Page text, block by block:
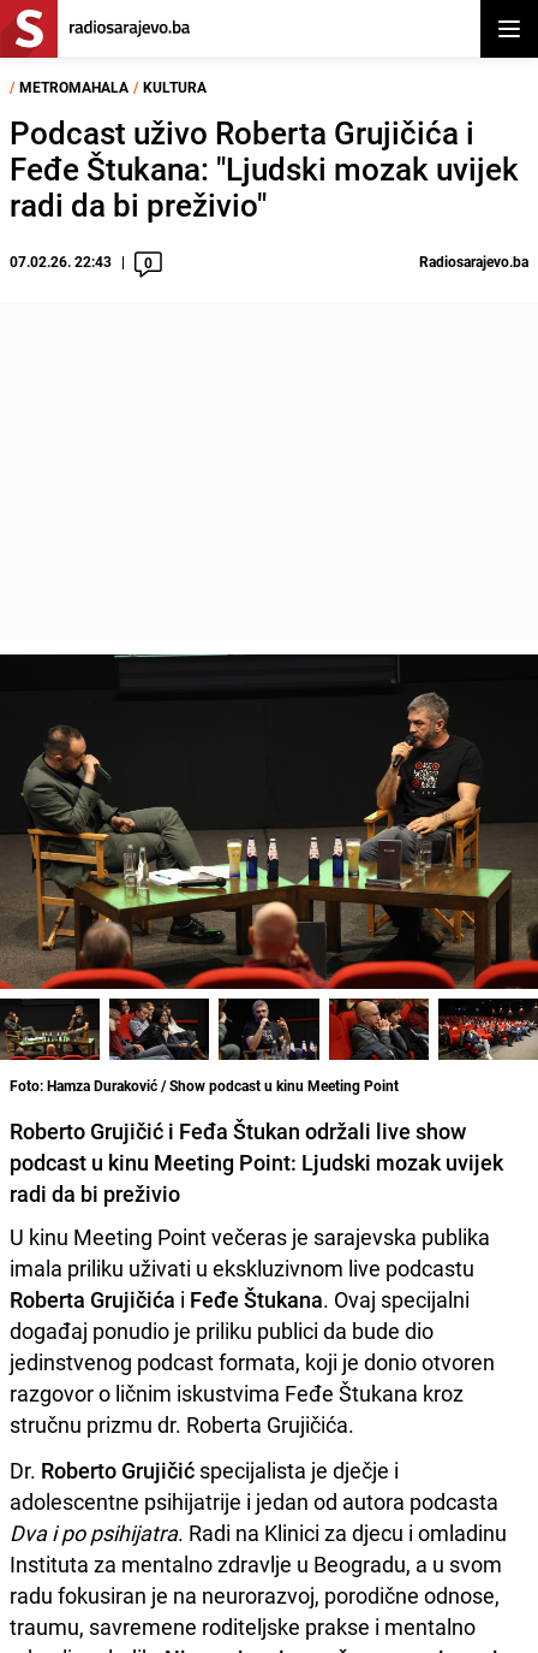
/ METROMAHALA / KULTURA
Podcast uživo Roberta Grujičića i
Feđe Štukana: "Ljudski mozak uvijek
radi da bi preživio"
07.02.26. 22:43 0 Radiosarajevo.ba
Foto: Hamza Duraković / Show podcast u kinu Meeting Point
Roberto Grujičić i Feđa Štukan održali live show
podcast u kinu Meeting Point: Ljudski mozak uvijek
radi da bi preživio
U kinu Meeting Point večeras je sarajevska publika
imala priliku uživati u ekskluzivnom live podcastu
Roberta Grujičića i Feđe Štukana. Ovaj specijalni
događaj ponudio je priliku publici da bude dio
jedinstvenog podcast formata, koji je donio otvoren
razgovor o ličnim iskustvima Feđe Štukana kroz
stručnu prizmu dr. Roberta Grujičića.
Dr. Roberto Grujičić specijalista je dječje i
adolescentne psihijatrije i jedan od autora podcasta
Dva i po psihijatra. Radi na Klinici za djecu i omladinu
Instituta za mentalno zdravlje u Beogradu, a u svom
radu fokusiran je na neurorazvoj, porodične odnose,
traumu, savremene roditeljske prakse i mentalno